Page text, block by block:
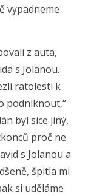
vypadneme
z auta,
s Jolanou.
ratolesti k
podniknout,“
byl sice jiný,
proč ne.
s Jolanou a
špitla mi
si uděláme